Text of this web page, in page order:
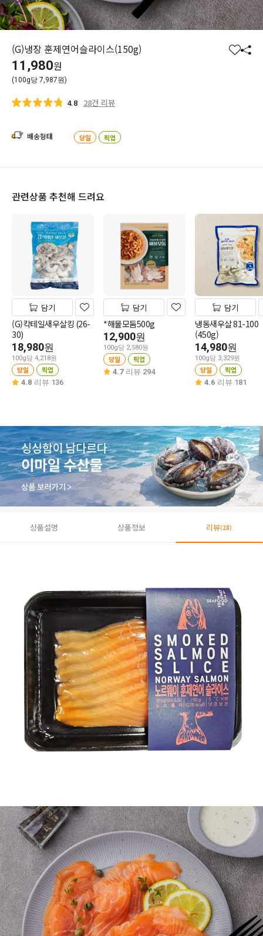
(G)냉장 훈제연어슬라이스(150g)
찜 공
11,980원
(100g당 7,987원)
4.8 28건 리뷰
배송형태 당일 픽업
관련상품 추천해 드려요
담기
(G)칵테일새우살킹 (26-
30)
18,980원
100g당 4,218원
당일 픽업
4.8 리뷰 136
담기
*해물모둠500g
12,900원
100g당 2,580원
당일 픽업
4.7 리뷰 294
담기
냉동새우살 81-100
(450g)
14,980원
100g당 3,329원
당일 픽업
4.6 리뷰 181
상품설명 상품정보 리뷰(28)